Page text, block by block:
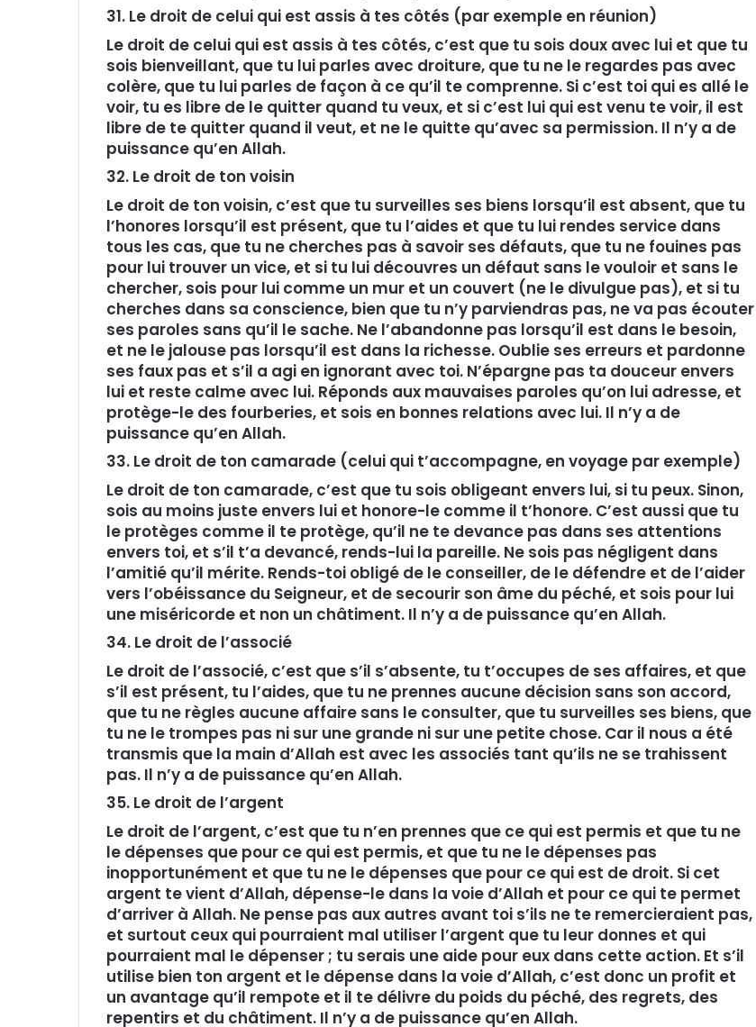
31. Le droit de celui qui est assis à tes côtés (par exemple en réunion)
Le droit de celui qui est assis à tes côtés, c’est que tu sois doux avec lui et que tu
sois bienveillant, que tu lui parles avec droiture, que tu ne le regardes pas avec
colère, que tu lui parles de façon à ce qu’il te comprenne. Si c’est toi qui es allé le
voir, tu es libre de le quitter quand tu veux, et si c’est lui qui est venu te voir, il est
libre de te quitter quand il veut, et ne le quitte qu’avec sa permission. Il n’y a de
puissance qu’en Allah.
32. Le droit de ton voisin
Le droit de ton voisin, c’est que tu surveilles ses biens lorsqu’il est absent, que tu
l’honores lorsqu’il est présent, que tu l’aides et que tu lui rendes service dans
tous les cas, que tu ne cherches pas à savoir ses défauts, que tu ne fouines pas
pour lui trouver un vice, et si tu lui découvres un défaut sans le vouloir et sans le
chercher, sois pour lui comme un mur et un couvert (ne le divulgue pas), et si tu
cherches dans sa conscience, bien que tu n’y parviendras pas, ne va pas écouter
ses paroles sans qu’il le sache. Ne l’abandonne pas lorsqu’il est dans le besoin,
et ne le jalouse pas lorsqu’il est dans la richesse. Oublie ses erreurs et pardonne
ses faux pas et s’il a agi en ignorant avec toi. N’épargne pas ta douceur envers
lui et reste calme avec lui. Réponds aux mauvaises paroles qu’on lui adresse, et
protège-le des fourberies, et sois en bonnes relations avec lui. Il n’y a de
puissance qu’en Allah.
33. Le droit de ton camarade (celui qui t’accompagne, en voyage par exemple)
Le droit de ton camarade, c’est que tu sois obligeant envers lui, si tu peux. Sinon,
sois au moins juste envers lui et honore-le comme il t’honore. C’est aussi que tu
le protèges comme il te protège, qu’il ne te devance pas dans ses attentions
envers toi, et s’il t’a devancé, rends-lui la pareille. Ne sois pas négligent dans
l’amitié qu’il mérite. Rends-toi obligé de le conseiller, de le défendre et de l’aider
vers l’obéissance du Seigneur, et de secourir son âme du péché, et sois pour lui
une miséricorde et non un châtiment. Il n’y a de puissance qu’en Allah.
34. Le droit de l’associé
Le droit de l’associé, c’est que s’il s’absente, tu t’occupes de ses affaires, et que
s’il est présent, tu l’aides, que tu ne prennes aucune décision sans son accord,
que tu ne règles aucune affaire sans le consulter, que tu surveilles ses biens, que
tu ne le trompes pas ni sur une grande ni sur une petite chose. Car il nous a été
transmis que la main d’Allah est avec les associés tant qu’ils ne se trahissent
pas. Il n’y a de puissance qu’en Allah.
35. Le droit de l’argent
Le droit de l’argent, c’est que tu n’en prennes que ce qui est permis et que tu ne
le dépenses que pour ce qui est permis, et que tu ne le dépenses pas
inopportunément et que tu ne le dépenses que pour ce qui est de droit. Si cet
argent te vient d’Allah, dépense-le dans la voie d’Allah et pour ce qui te permet
d’arriver à Allah. Ne pense pas aux autres avant toi s’ils ne te remercieraient pas,
et surtout ceux qui pourraient mal utiliser l’argent que tu leur donnes et qui
pourraient mal le dépenser ; tu serais une aide pour eux dans cette action. Et s’il
utilise bien ton argent et le dépense dans la voie d’Allah, c’est donc un profit et
un avantage qu’il rempote et il te délivre du poids du péché, des regrets, des
repentirs et du châtiment. Il n’y a de puissance qu’en Allah.